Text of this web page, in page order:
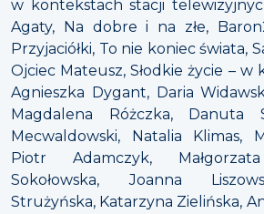
w kontekstach stacji
Agaty, Na dobre i na złe,
Przyjaciółki, To nie koniec świata,
Ojciec Mateusz, Słodkie życie – w
Agnieszka Dygant, Daria
Magdalena Różczka, Danuta
Mecwaldowski, Natalia Klimas,
Piotr Adamczyk,
Sokołowska, Joanna
Strużyńska, Katarzyna Zielińska,